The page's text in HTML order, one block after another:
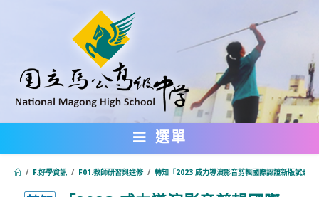
內
選單
/ F.好學資訊 / F01.教師研習與進修 / 轉知「2023 威力導演影音剪輯國際認證新版試題種